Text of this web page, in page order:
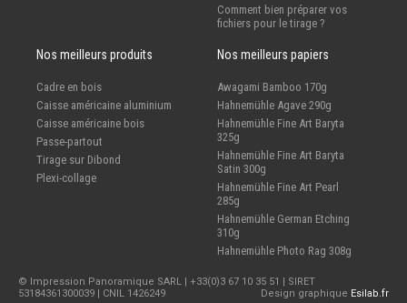
Comment bien préparer vos
fichiers pour le tirage ?
Nos meilleurs produits
Cadre en bois
Caisse américaine aluminium
Caisse américaine bois
Passe-partout
Tirage sur Dibond
Plexi-collage
Nos meilleurs papiers
Awagami Bamboo 170g
Hahnemühle Agave 290g
Hahnemühle Fine Art Baryta
325g
Hahnemühle Fine Art Baryta
Satin 300g
Hahnemühle Fine Art Pearl
285g
Hahnemühle German Etching
310g
Hahnemühle Photo Rag 308g
© Impression Panoramique SARL | +33(0)3 67 10 35 51 | SIRET
53184361300039 | CNIL 1426249
Design graphique Esilab.fr